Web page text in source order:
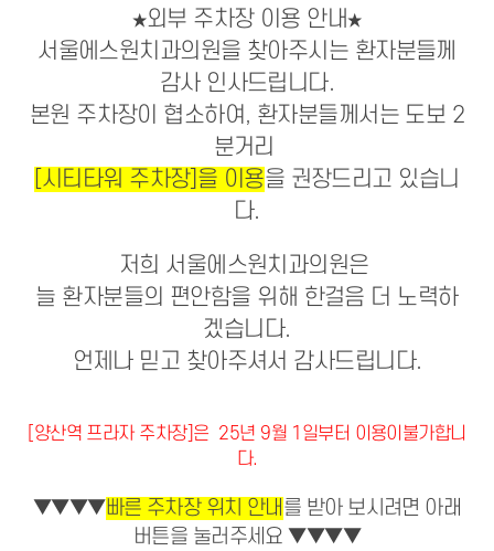
비발치교정
부분교정
덧니교정
어린이성장교정
중장년교정
장치별교정
심미치료
라미네이트
잇몸성형
올세라믹
지르코니아
레진
치아미백
자연치아살리기
충치치료
신경치료
보철치료
스케일링
고난이도 사랑니 발치
커뮤니티
건강정보
에스원칼럼
자주 묻는 질문
★외부 주차장 이용 안내★
서울에스원치과의원을 찾아주시는 환자분들께
감사 인사드립니다.
본원 주차장이 협소하여, 환자분들께서는 도보 2
분거리
[시티타워 주차장]을 이용을 권장드리고 있습니
다.
저희 서울에스원치과의원은
늘 환자분들의 편안함을 위해 한걸음 더 노력하
겠습니다.
언제나 믿고 찾아주셔서 감사드립니다.
[양산역 프라자 주차장]은 25년 9월 1일부터 이용이불가합니
다.
▼▼▼▼빠른 주차장 위치 안내를 받아 보시려면 아래
버튼을 눌러주세요 ▼▼▼▼